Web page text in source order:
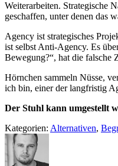
Weiterarbeiten. Strategische
geschaffen, unter denen das
Agency ist strategisches
ist selbst Anti-Agency. Es
Bewegung?“, hat die falsche
Hörnchen sammeln Nüsse,
ich bin, einer der langfristig
Der Stuhl kann umgestellt
Kategorien: Alternativen,